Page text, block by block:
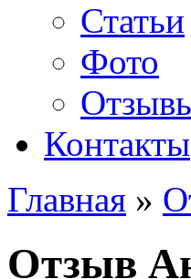
Статьи
Фото
Контакты
Главная »
Отзыв